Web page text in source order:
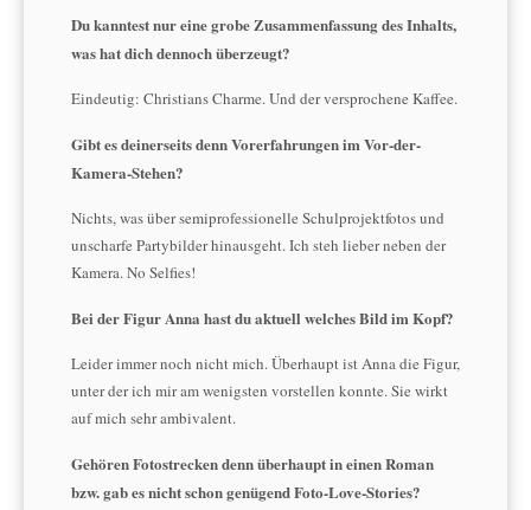
Du kanntest nur eine grobe Zusammenfassung des Inhalts,
was hat dich dennoch überzeugt?
Eindeutig: Christians Charme. Und der versprochene Kaffee.
Gibt es deinerseits denn Vorerfahrungen im Vor-der-
Kamera-Stehen?
Nichts, was über semiprofessionelle Schulprojektfotos und
unscharfe Partybilder hinausgeht. Ich steh lieber neben der
Kamera. No Selfies!
Bei der Figur Anna hast du aktuell welches Bild im Kopf?
Leider immer noch nicht mich. Überhaupt ist Anna die Figur,
unter der ich mir am wenigsten vorstellen konnte. Sie wirkt
auf mich sehr ambivalent.
Gehören Fotostrecken denn überhaupt in einen Roman
bzw. gab es nicht schon genügend Foto-Love-Stories?